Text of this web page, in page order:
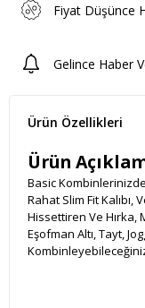
Fiyat Düşünce
Gelince Haber
Ürün Özellikleri
Ürün
Basic
Rahat Slim Fit Kalıbı,
Hissettiren Ve Hırka,
Eşofman Altı, Tayt,